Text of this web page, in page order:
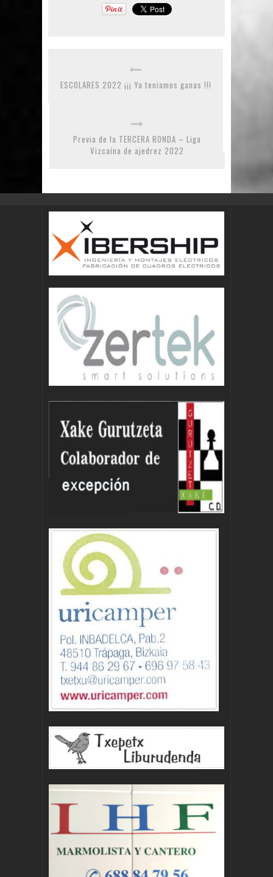
ESCOLARES 2022 ¡¡¡ Ya teniamos ganas !!!
Previa de la TERCERA RONDA – Liga
Vizcaína de ajedrez 2022